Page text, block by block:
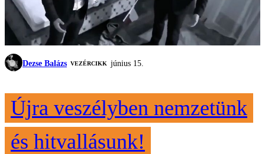
Dezse Balázs VEZÉRCIKK június 15.
Újra veszélyben nemzetünk
és hitvallásunk!